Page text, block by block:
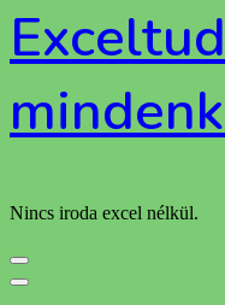
Nincs iroda excel nélkül.